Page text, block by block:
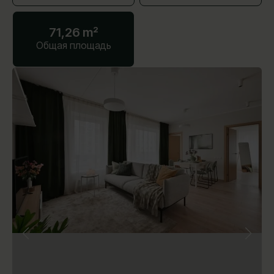
71,26 m²
Общая площадь